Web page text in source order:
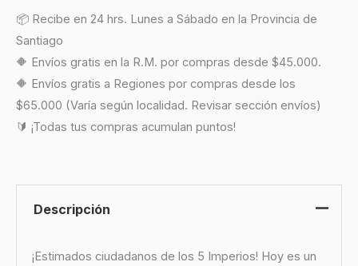
📦 Recibe en 24 hrs. Lunes a Sábado en la Provincia de
Santiago
🔶 Envíos gratis en la R.M. por compras desde $45.000.
🔶 Envíos gratis a Regiones por compras desde los
$65.000 (Varía según localidad. Revisar sección envíos)
🔰 ¡Todas tus compras acumulan puntos!
Descripción
¡Estimados ciudadanos de los 5 Imperios! Hoy es un